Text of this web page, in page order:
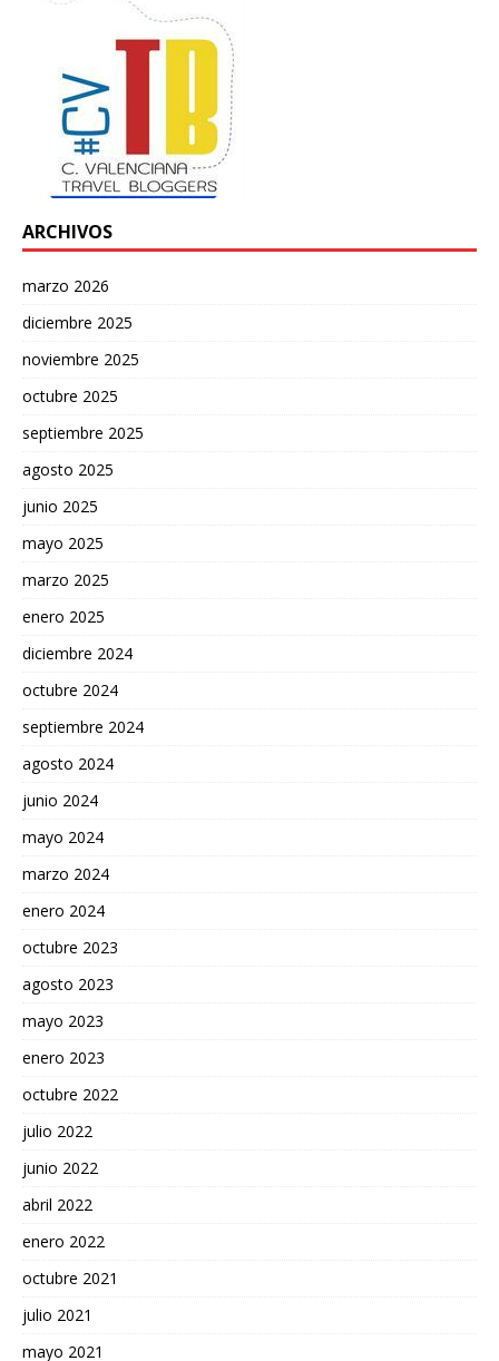
ARCHIVOS
marzo 2026
diciembre 2025
noviembre 2025
octubre 2025
septiembre 2025
agosto 2025
junio 2025
mayo 2025
marzo 2025
enero 2025
diciembre 2024
octubre 2024
septiembre 2024
agosto 2024
junio 2024
mayo 2024
marzo 2024
enero 2024
octubre 2023
agosto 2023
mayo 2023
enero 2023
octubre 2022
julio 2022
junio 2022
abril 2022
enero 2022
octubre 2021
julio 2021
mayo 2021